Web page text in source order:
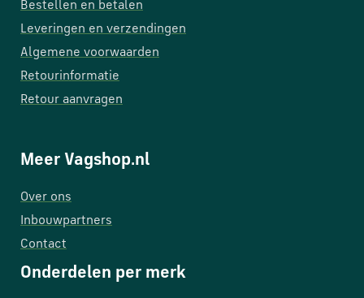
Bestellen en betalen
Leveringen en verzendingen
Algemene voorwaarden
Retourinformatie
Retour aanvragen
Meer Vagshop.nl
Over ons
Inbouwpartners
Contact
Onderdelen per merk